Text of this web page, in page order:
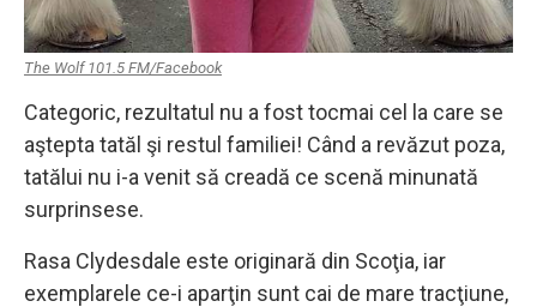
The Wolf 101.5 FM/Facebook
Categoric, rezultatul nu a fost tocmai cel la care se
aştepta tatăl şi restul familiei! Când a revăzut poza,
tatălui nu i-a venit să creadă ce scenă minunată
surprinsese.
Rasa Clydesdale este originară din Scoţia, iar
exemplarele ce-i aparţin sunt cai de mare tracţiune,